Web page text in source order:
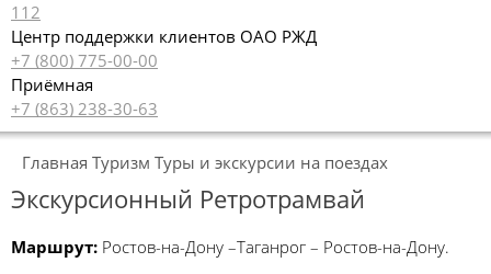
112
Центр поддержки клиентов ОАО РЖД
+7 (800) 775-00-00
Приёмная
+7 (863) 238-30-63
Главная Туризм Туры и экскурсии на поездах
Экскурсионный Ретротрамвай
Маршрут: Ростов-на-Дону­ –Таганрог – Ростов-на-Дону.